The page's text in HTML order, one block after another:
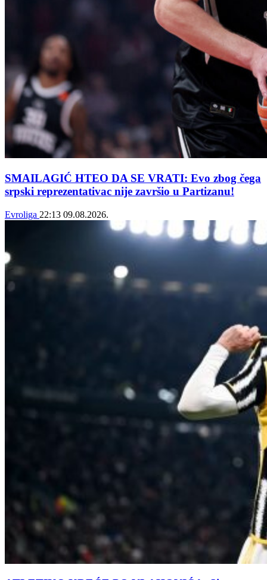
SMAILAGIĆ HTEO DA SE VRATI: Evo zbog čega
srpski reprezentativac nije završio u Partizanu!
Evroliga 22:13 09.08.2026.